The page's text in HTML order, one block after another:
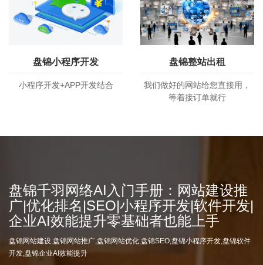
盘锦小程序开发
小程序开发+APP开发结合
盘锦整站出租
我们做好的网站给您直接用，
等着接订单就行
盘锦千羽网络AI入门手册：网站建设推
广|优化排名|SEO|小程序开发|软件开发|
企业AI效能提升零基础者也能上手
盘锦网站建设,盘锦网站推广,盘锦网站优化,盘锦SEO,盘锦小程序开发,盘锦软件
开发,盘锦企业AI效能提升